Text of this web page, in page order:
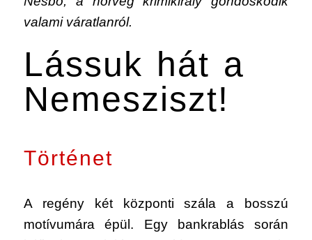
valami váratlanról.
Lássuk hát a
Nemesziszt!
Történet
A regény két központi szála a bosszú
motívumára épül. Egy bankrablás során